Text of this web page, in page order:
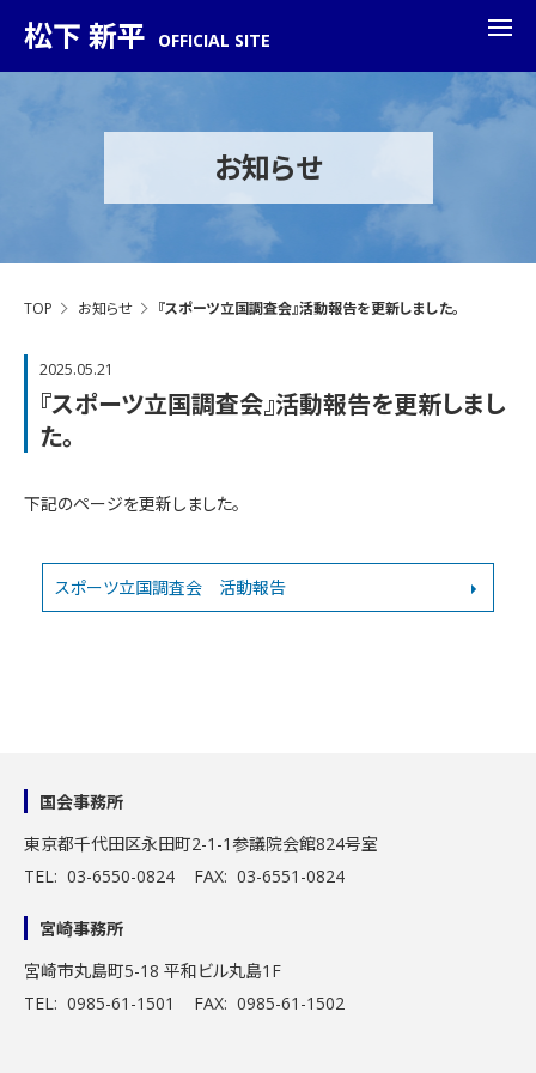
松下 新平 OFFICIAL SITE
お知らせ
TOP お知らせ 『スポーツ立国調査会』活動報告を更新しました。
2025.05.21
『スポーツ立国調査会』活動報告を更新しまし
た。
下記のページを更新しました。
スポーツ立国調査会 活動報告
国会事務所
東京都千代田区永田町2-1-1参議院会館824号室
TEL: 03-6550-0824 FAX: 03-6551-0824
宮崎事務所
宮崎市丸島町5-18 平和ビル丸島1F
TEL: 0985-61-1501 FAX: 0985-61-1502